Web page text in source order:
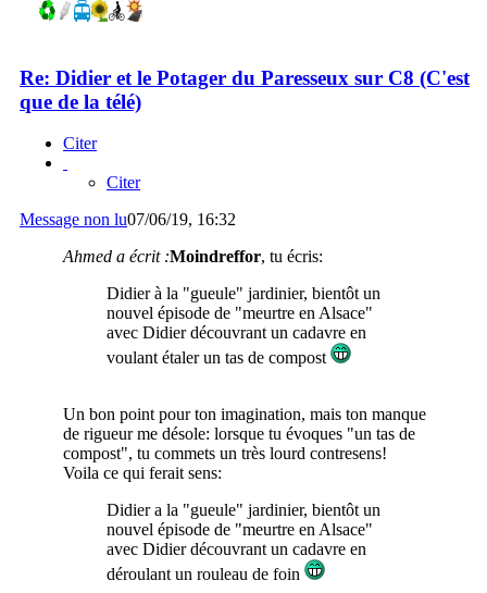
Re: Didier et le Potager du Paresseux sur C8 (C'est
que de la télé)
Citer
Citer
Message non lu07/06/19, 16:32
Ahmed a écrit :Moindreffor, tu écris:
Didier à la "gueule" jardinier, bientôt un
nouvel épisode de "meurtre en Alsace"
avec Didier découvrant un cadavre en
voulant étaler un tas de compost
Un bon point pour ton imagination, mais ton manque
de rigueur me désole: lorsque tu évoques "un tas de
compost", tu commets un très lourd contresens!
Voila ce qui ferait sens:
Didier a la "gueule" jardinier, bientôt un
nouvel épisode de "meurtre en Alsace"
avec Didier découvrant un cadavre en
déroulant un rouleau de foin